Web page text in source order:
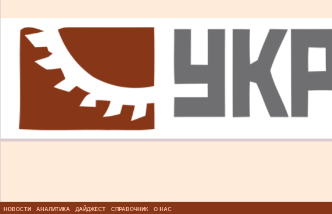
НОВОСТИ АНАЛИТИКА ДАЙДЖЕСТ СПРАВОЧНИК О НАС